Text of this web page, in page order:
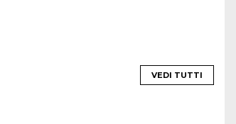
VEDI TUTTI